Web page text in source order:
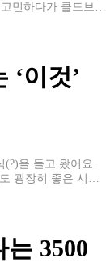
민하다가 콜드브루
이것’
(?)을 들고 왔어요.
굉장히 좋은 시품
3500